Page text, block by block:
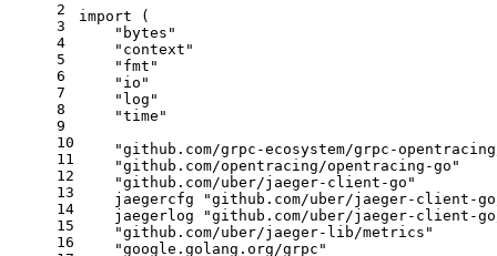
2
3
4
5
6
7
8
9
10
11
12
13
14
15
16
import (
"bytes"
"context"
"fmt"
"io"
"log"
"time"
"github.com/grpc-ecosystem/grpc-
"github.com/opentracing/opentracing-go"
"github.com/uber/jaeger-client-go"
    jaegercfg
"github.com/uber/jaeger-client-
    jaegerlog
"github.com/uber/jaeger-client-
"github.com/uber/jaeger-lib/metrics"
"google.golang.org/grpc"